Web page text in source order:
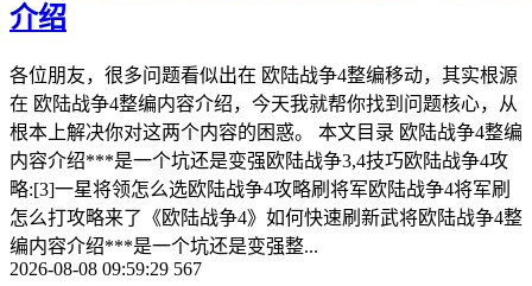
介绍
各位朋友，很多问题看似出在 欧陆战争4整编移动，其实根源
在 欧陆战争4整编内容介绍，今天我就帮你找到问题核心，从
根本上解决你对这两个内容的困惑。 本文目录 欧陆战争4整编
内容介绍***是一个坑还是变强欧陆战争3,4技巧欧陆战争4攻
略:[3]一星将领怎么选欧陆战争4攻略刷将军欧陆战争4将军刷
怎么打攻略来了《欧陆战争4》如何快速刷新武将欧陆战争4整
编内容介绍***是一个坑还是变强整...
2026-08-08 09:59:29 567